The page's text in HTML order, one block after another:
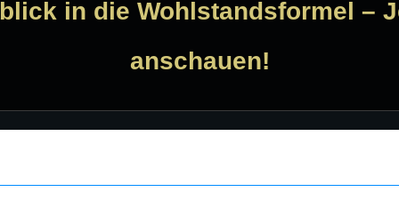
in die Wohlstandsformel –
anschauen!